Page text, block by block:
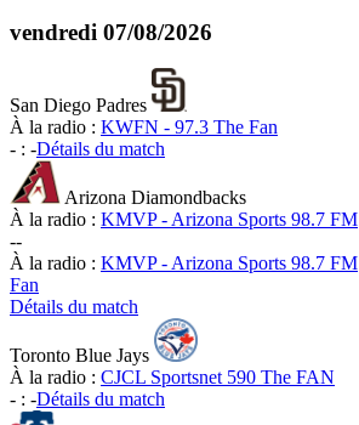
vendredi 07/08/2026
San Diego Padres
À la radio : KWFN - 97.3 The Fan
- : -Détails du match
Arizona Diamondbacks
À la radio : KMVP - Arizona Sports 98.7 FM
--
À la radio : KMVP - Arizona Sports 98.7 FM
Fan
Détails du match
Toronto Blue Jays
À la radio : CJCL Sportsnet 590 The FAN
- : -Détails du match